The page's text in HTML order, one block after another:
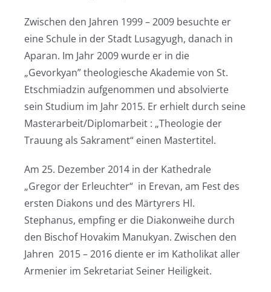
Zwischen den Jahren 1999 – 2009 besuchte er
eine Schule in der Stadt Lusagyugh, danach in
Aparan. Im Jahr 2009 wurde er in die
„Gevorkyan” theologiesche Akademie von St.
Etschmiadzin aufgenommen und absolvierte
sein Studium im Jahr 2015. Er erhielt durch seine
Masterarbeit/Diplomarbeit : „Theologie der
Trauung als Sakrament“ einen Mastertitel.
Am 25. Dezember 2014 in der Kathedrale
„Gregor der Erleuchter“ in Erevan, am Fest des
ersten Diakons und des Märtyrers Hl.
Stephanus, empfing er die Diakonweihe durch
den Bischof Hovakim Manukyan. Zwischen den
Jahren 2015 – 2016 diente er im Katholikat aller
Armenier im Sekretariat Seiner Heiligkeit.